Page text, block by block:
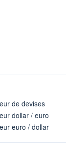
de devises
dollar / euro
euro / dollar